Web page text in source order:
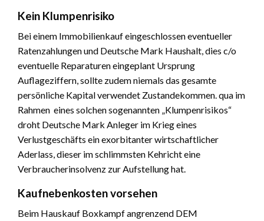
Kein Klumpenrisiko
Bei einem Immobilienkauf eingeschlossen eventueller
Ratenzahlungen und Deutsche Mark Haushalt, dies c/o
eventuelle Reparaturen eingeplant Ursprung
Auflageziffern, sollte zudem niemals das gesamte
persönliche Kapital verwendet Zustandekommen. qua im
Rahmen eines solchen sogenannten „Klumpenrisikos“
droht Deutsche Mark Anleger im Krieg eines
Verlustgeschäfts ein exorbitanter wirtschaftlicher
Aderlass, dieser im schlimmsten Kehricht eine
Verbraucherinsolvenz zur Aufstellung hat.
Kaufnebenkosten vorsehen
Beim Hauskauf Boxkampf angrenzend DEM